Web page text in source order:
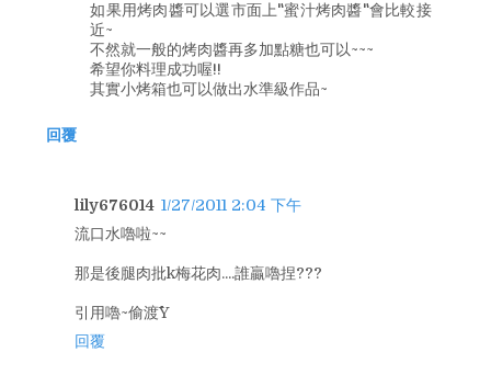
如果用烤肉醬可以選市面上"蜜汁烤肉醬"會比較接
近~
不然就一般的烤肉醬再多加點糖也可以~~~
希望你料理成功喔!!
其實小烤箱也可以做出水準級作品~
回覆
lily676014 1/27/2011 2:04 下午
流口水嚕啦~~
那是後腿肉批k梅花肉....誰贏嚕捏???
引用嚕~偷渡^^Y
回覆